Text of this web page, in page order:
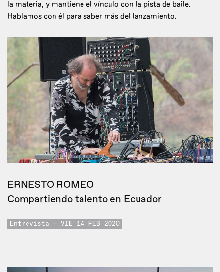
la materia, y mantiene el vínculo con la pista de baile.
Hablamos con él para saber más del lanzamiento.
ERNESTO ROMEO
Compartiendo talento en Ecuador
Entrevista VIE 14 FEB 2020